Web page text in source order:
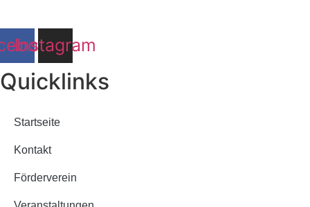
Instagram
Quicklinks
Startseite
Kontakt
Förderverein